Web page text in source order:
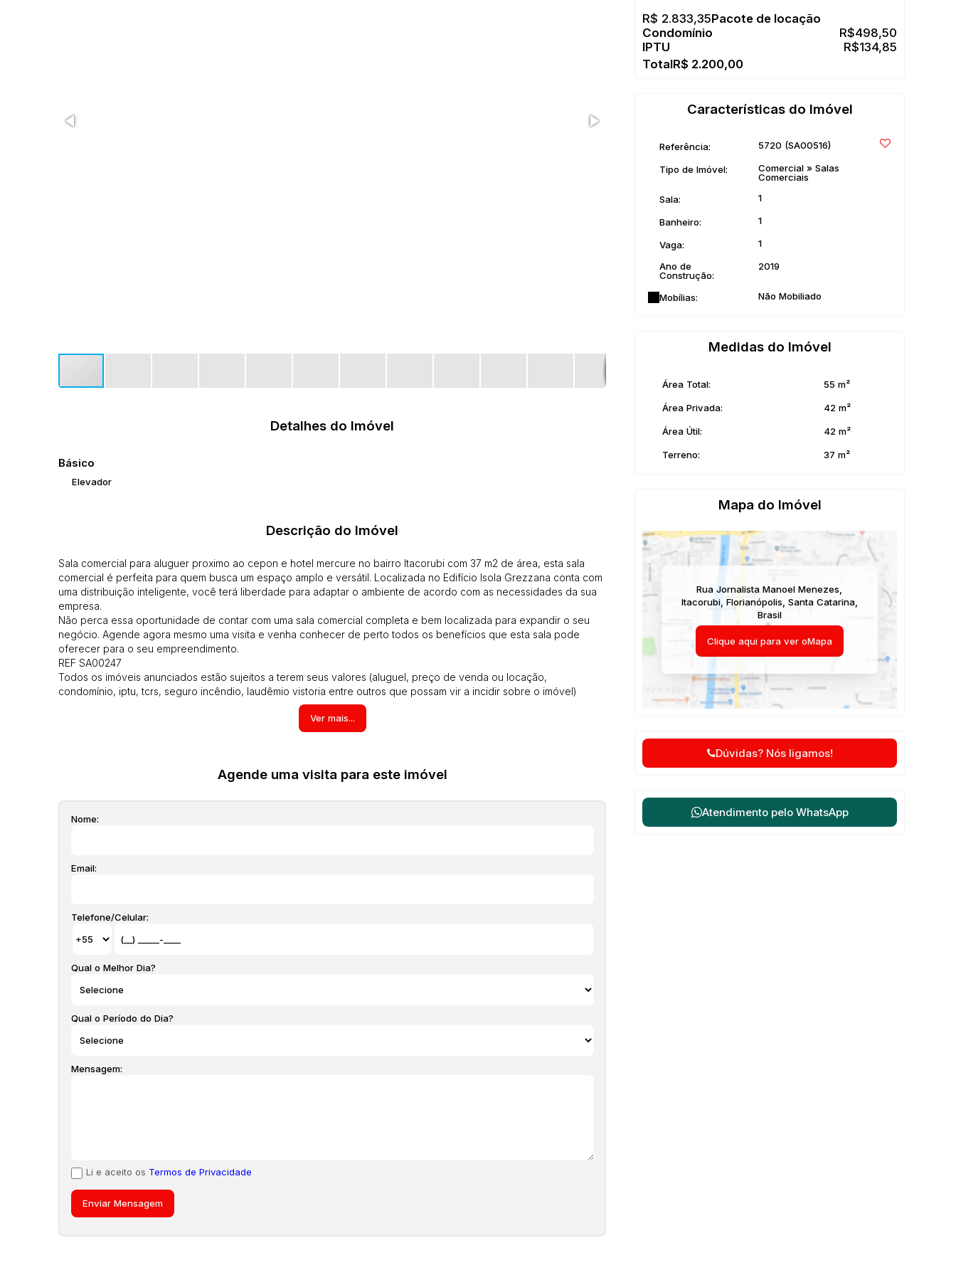
Detalhes do Imóvel
Básico
Elevador
Descrição do Imóvel
Sala comercial para aluguer proximo ao cepon e hotel mercure no bairro Itacorubi com 37 m2 de área, esta sala
comercial é perfeita para quem busca um espaço amplo e versátil. Localizada no Edifício Isola Grezzana conta com
uma distribuição inteligente, você terá liberdade para adaptar o ambiente de acordo com as necessidades da sua
empresa.
Não perca essa oportunidade de contar com uma sala comercial completa e bem localizada para expandir o seu
negócio. Agende agora mesmo uma visita e venha conhecer de perto todos os benefícios que esta sala pode
oferecer para o seu empreendimento.
REF SA00247
Todos os imóveis anunciados estão sujeitos a terem seus valores (aluguel, preço de venda ou locação,
condomínio, iptu, tcrs, seguro incêndio, laudêmio vistoria entre outros que possam vir a incidir sobre o imóvel)
atualizados em qualquer momento sem prévio aviso pois são aproximados, inclusive os itens no interior dos imóveis
podem não estarem mais com alguns moveis que aparecem nas fotos, estas informações são de responsabilidade
do proprietário e poderão ser alteradas a qualquer momento. Solicite o valor atualizado. A manutenção dos
Ver mais...
Agende uma visita para este imóvel
Nome:
Email:
Telefone/Celular:
Qual o Melhor Dia?
Qual o Período do Dia?
Mensagem:
Li e aceito os Termos de Privacidade
R$ 2.200,00
R$134,85
R$498,50
R$ 2.833,35
Características do Imóvel
Referência: 5720 (SA00516)
Tipo de Imóvel: Comercial » Salas
Comerciais
Sala:
1
Banheiro: 1
Vaga:
1
Ano de
Construção:
2019
Mobílias: Não Mobiliado
Medidas do Imóvel
Área Total: 55 m²
Área Privada: 42 m²
Área Útil: 42 m²
Terreno: 37 m²
Mapa do Imóvel
Rua Jornalista Manoel Menezes
Itacorubi, Florianópolis Santa Catarina,
Brasil
Clique aqui para ver oMapa
Dúvidas? Nós ligamos!
Atendimento pelo WhatsApp